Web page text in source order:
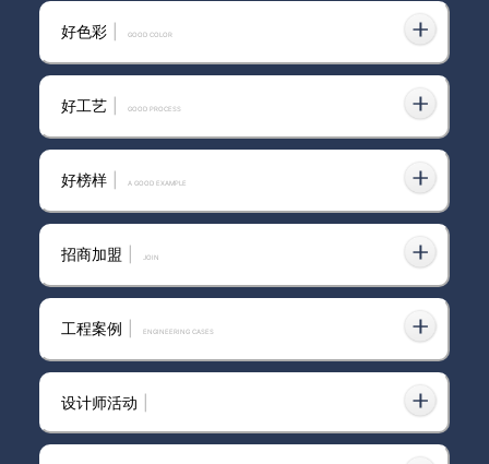
2024开门红！卡百利“鉴证315”
全国联动火热收官（内附直播间
好色彩 GOOD COLOR
好工艺 GOOD PROCESS
好榜样 A GOOD EXAMPLE
招商加盟 join
工程案例 ENGINEERING CASES
设计师活动